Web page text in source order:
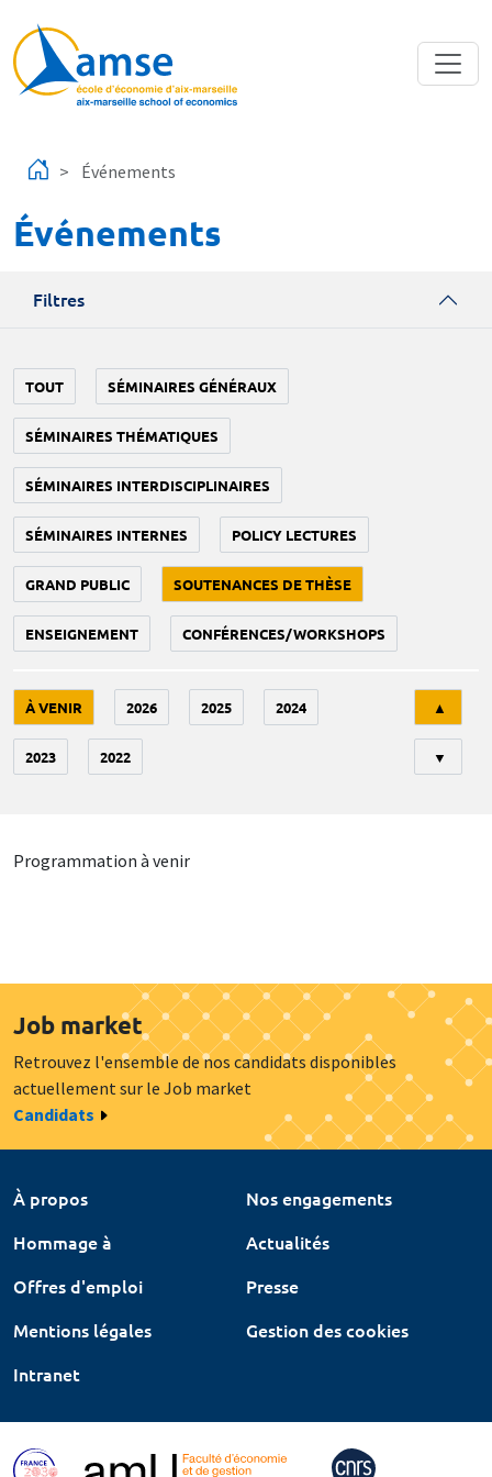
Événements
Événements
Filtres
TOUT SÉMINAIRES GÉNÉRAUX
SÉMINAIRES THÉMATIQUES
SÉMINAIRES INTERDISCIPLINAIRES
SÉMINAIRES INTERNES POLICY LECTURES
GRAND PUBLIC SOUTENANCES DE THÈSE
ENSEIGNEMENT CONFÉRENCES/WORKSHOPS
À VENIR 2026 2025 2024
2023 2022
▲
▼
Programmation à venir
Job market
Retrouvez l'ensemble de nos candidats disponibles
actuellement sur le Job market
Candidats
À propos
Nos engagements
Hommage à
Actualités
Offres d'emploi
Presse
Mentions légales
Gestion des cookies
Intranet